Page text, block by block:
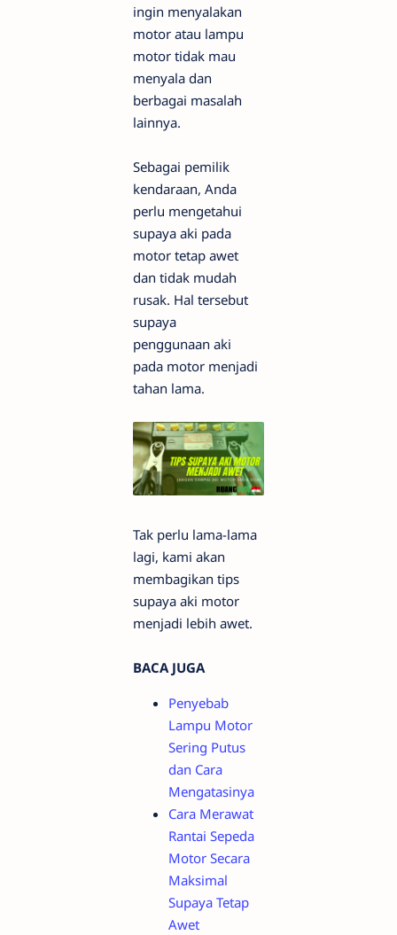
ingin menyalakan
motor atau lampu
motor tidak mau
menyala dan
berbagai masalah
lainnya.
Sebagai pemilik
kendaraan, Anda
perlu mengetahui
supaya aki pada
motor tetap awet
dan tidak mudah
rusak. Hal tersebut
supaya
penggunaan aki
pada motor menjadi
tahan lama.
Tak perlu lama-lama
lagi, kami akan
membagikan tips
supaya aki motor
menjadi lebih awet.
BACA JUGA
Penyebab
Lampu Motor
Sering Putus
dan Cara
Mengatasinya
Cara Merawat
Rantai Sepeda
Motor Secara
Maksimal
Supaya Tetap
Awet